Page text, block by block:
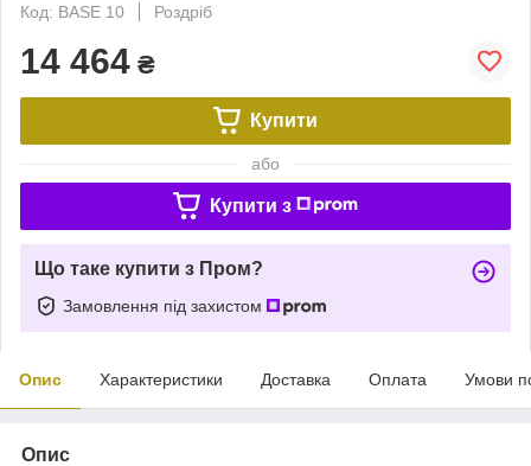
Код: BASE 10
Роздріб
14 464 ₴
Купити
або
Купити з
Що таке купити з Пром?
Замовлення під захистом
Опис Характеристики Доставка Оплата Умови
Опис